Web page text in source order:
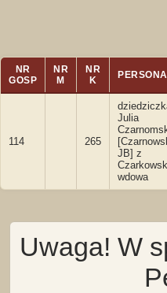
NR
GOSP
NR
M
NR
K
114 265
Julia
JB] z
wdowa
Uwaga! W